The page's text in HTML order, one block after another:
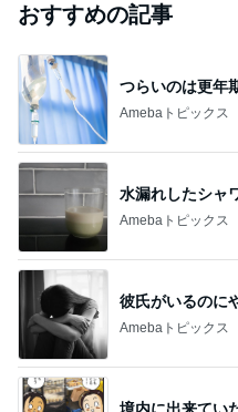
おすすめの記事
つらいのは更年
Amebaトピックス
水漏れしたシャ
Amebaトピックス
彼氏がいるのに
Amebaトピックス
境内に出来てい